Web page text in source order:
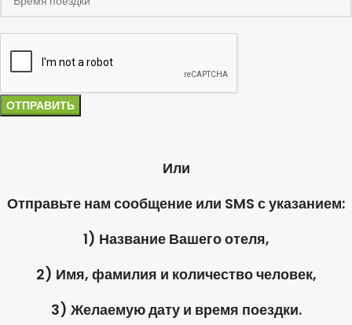
Или
Отправьте нам сообщение или SMS с указанием:
1) Название Вашего отеля,
2) Имя, фамилия и количество человек,
3) Желаемую дату и время поездки.